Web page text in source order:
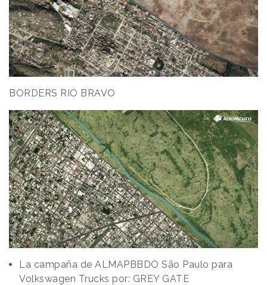
BORDERS RIO BRAVO
La campaña de ALMAPBBDO São Paulo para
Volkswagen Trucks por: GREY GATE